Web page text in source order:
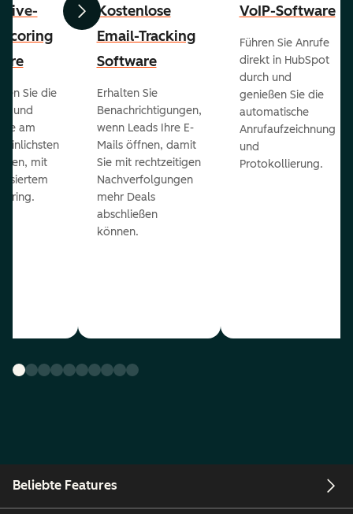
ZurückWeiter
Sie die
und
am
mit
Kostenlose
Email-Tracking
Software
Erhalten Sie
Benachrichtigungen,
wenn Leads Ihre E-
Mails öffnen, damit
Sie mit rechtzeitigen
Nachverfolgungen
mehr Deals
abschließen
können.
VoIP-Software
Führen Sie Anrufe
direkt in HubSpot
durch und
genießen Sie die
automatische
Anrufaufzeichnung
und
Protokollierung.
Beliebte Features